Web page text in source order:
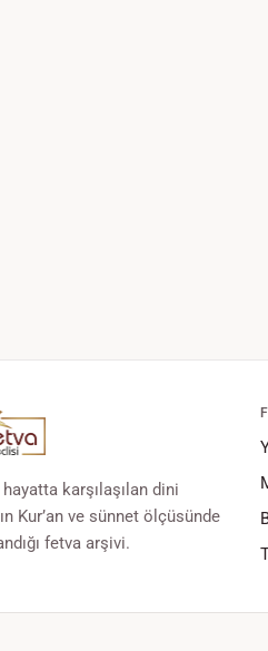
karşılaşılan dini
Kur’an ve sünnet ölçüsünde
fetva arşivi.